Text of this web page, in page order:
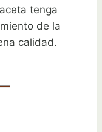
tenga
de la
calidad.